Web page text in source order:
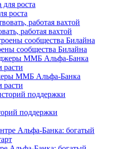
роста
работая вахтой
сообщества Билайна
ММБ Альфа-Банка
расти
поддержки